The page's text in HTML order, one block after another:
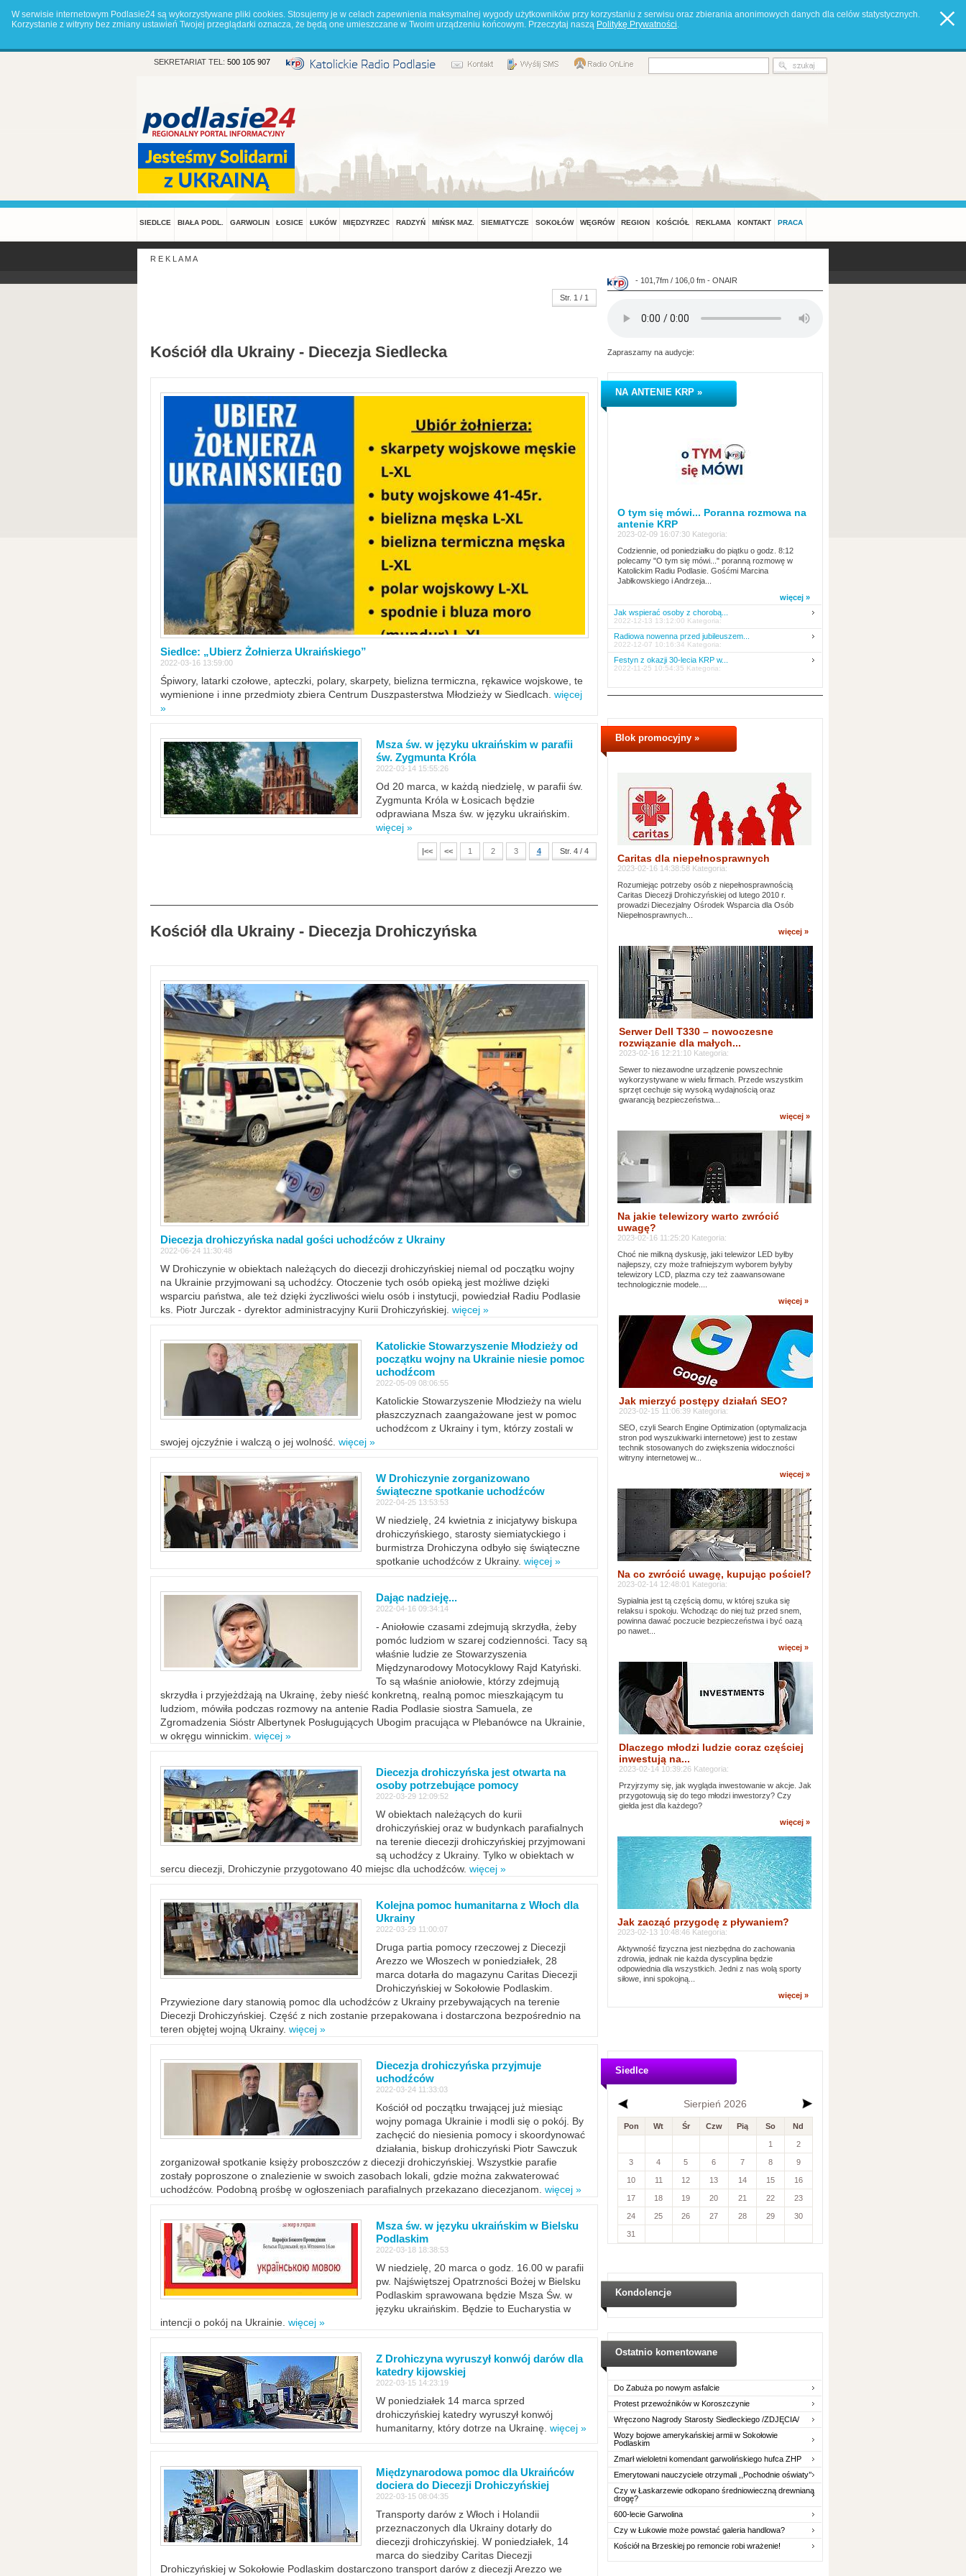
W serwisie internetowym Podlasie24 są wykorzystywane pliki cookies. Stosujemy je w celach zapewnienia maksymalnej wygody użytkowników przy korzystaniu z serwisu oraz zbierania anonimowych danych dla celów statystycznych.
Korzystanie z witryny bez zmiany ustawień Twojej przeglądarki oznacza, że będą one umieszczane w Twoim urządzeniu końcowym. Przeczytaj naszą Politykę Prywatności.
SEKRETARIAT TEL: 500 105 907
SIEDLCE BIAŁA PODL. GARWOLIN ŁOSICE ŁUKÓW MIĘDZYRZEC RADZYŃ MIŃSK MAZ. SIEMIATYCZE SOKOŁÓW WĘGRÓW REGION KOŚCIÓŁ REKLAMA KONTAKT PRACA
R E K L A M A
Str. 1 / 1
Kościół dla Ukrainy - Diecezja Siedlecka
Siedlce: „Ubierz Żołnierza Ukraińskiego”
2022-03-16 13:59:00
Śpiwory, latarki czołowe, apteczki, polary, skarpety, bielizna termiczna, rękawice wojskowe, te
wymienione i inne przedmioty zbiera Centrum Duszpasterstwa Młodzieży w Siedlcach. więcej
»
Msza św. w języku ukraińskim w parafii
św. Zygmunta Króla
2022-03-14 15:55:26
Od 20 marca, w każdą niedzielę, w parafii św.
Zygmunta Króla w Łosicach będzie
odprawiana Msza św. w języku ukraińskim.
więcej »
|<< << 1 2 3 4 Str. 4 / 4
Kościół dla Ukrainy - Diecezja Drohiczyńska
Diecezja drohiczyńska nadal gości uchodźców z Ukrainy
2022-06-24 11:30:48
W Drohiczynie w obiektach należących do diecezji drohiczyńskiej niemal od początku wojny
na Ukrainie przyjmowani są uchodźcy. Otoczenie tych osób opieką jest możliwe dzięki
wsparciu państwa, ale też dzięki życzliwości wielu osób i instytucji, powiedział Radiu Podlasie
ks. Piotr Jurczak - dyrektor administracyjny Kurii Drohiczyńskiej. więcej »
Katolickie Stowarzyszenie Młodzieży od
początku wojny na Ukrainie niesie pomoc
uchodźcom
2022-05-09 08:06:55
Katolickie Stowarzyszenie Młodzieży na wielu
płaszczyznach zaangażowane jest w pomoc
uchodźcom z Ukrainy i tym, którzy zostali w
swojej ojczyźnie i walczą o jej wolność. więcej »
W Drohiczynie zorganizowano
świąteczne spotkanie uchodźców
2022-04-25 13:53:53
W niedzielę, 24 kwietnia z inicjatywy biskupa
drohiczyńskiego, starosty siemiatyckiego i
burmistrza Drohiczyna odbyło się świąteczne
spotkanie uchodźców z Ukrainy. więcej »
Dając nadzieję...
2022-04-16 09:34:14
- Aniołowie czasami zdejmują skrzydła, żeby
pomóc ludziom w szarej codzienności. Tacy są
właśnie ludzie ze Stowarzyszenia
Międzynarodowy Motocyklowy Rajd Katyński.
To są właśnie aniołowie, którzy zdejmują
skrzydła i przyjeżdżają na Ukrainę, żeby nieść konkretną, realną pomoc mieszkającym tu
ludziom, mówiła podczas rozmowy na antenie Radia Podlasie siostra Samuela, ze
Zgromadzenia Sióstr Albertynek Posługujących Ubogim pracująca w Plebanówce na Ukrainie,
w okręgu winnickim. więcej »
Diecezja drohiczyńska jest otwarta na
osoby potrzebujące pomocy
2022-03-29 12:09:52
W obiektach należących do kurii
drohiczyńskiej oraz w budynkach parafialnych
na terenie diecezji drohiczyńskiej przyjmowani
są uchodźcy z Ukrainy. Tylko w obiektach w
sercu diecezji, Drohiczynie przygotowano 40 miejsc dla uchodźców. więcej »
Kolejna pomoc humanitarna z Włoch dla
Ukrainy
2022-03-29 11:00:07
Druga partia pomocy rzeczowej z Diecezji
Arezzo we Włoszech w poniedziałek, 28
marca dotarła do magazynu Caritas Diecezji
Drohiczyńskiej w Sokołowie Podlaskim.
Przywiezione dary stanowią pomoc dla uchodźców z Ukrainy przebywających na terenie
Diecezji Drohiczyńskiej. Część z nich zostanie przepakowana i dostarczona bezpośrednio na
teren objętej wojną Ukrainy. więcej »
Diecezja drohiczyńska przyjmuje
uchodźców
2022-03-24 11:33:03
Kościół od początku trwającej już miesiąc
wojny pomaga Ukrainie i modli się o pokój. By
zachęcić do niesienia pomocy i skoordynować
działania, biskup drohiczyński Piotr Sawczuk
zorganizował spotkanie księży proboszczów z diecezji drohiczyńskiej. Wszystkie parafie
zostały poproszone o znalezienie w swoich zasobach lokali, gdzie można zakwaterować
uchodźców. Podobną prośbę w ogłoszeniach parafialnych przekazano diecezjanom. więcej »
Msza św. w języku ukraińskim w Bielsku
Podlaskim
2022-03-18 18:38:53
W niedzielę, 20 marca o godz. 16.00 w parafii
pw. Najświętszej Opatrzności Bożej w Bielsku
Podlaskim sprawowana będzie Msza Św. w
języku ukraińskim. Będzie to Eucharystia w
intencji o pokój na Ukrainie. więcej »
Z Drohiczyna wyruszył konwój darów dla
katedry kijowskiej
2022-03-15 14:23:19
W poniedziałek 14 marca sprzed
drohiczyńskiej katedry wyruszył konwój
humanitarny, który dotrze na Ukrainę. więcej »
Międzynarodowa pomoc dla Ukraińców
dociera do Diecezji Drohiczyńskiej
2022-03-15 08:04:35
Transporty darów z Włoch i Holandii
przeznaczonych dla Ukrainy dotarły do
diecezji drohiczyńskiej. W poniedziałek, 14
marca do siedziby Caritas Diecezji
Drohiczyńskiej w Sokołowie Podlaskim dostarczono transport darów z diecezji Arezzo we
- 101,7fm / 106,0 fm - ONAIR
Zapraszamy na audycje:
NA ANTENIE KRP »
O tym się mówi... Poranna rozmowa na
antenie KRP
2023-02-09 16:07:30 Kategoria:
Codziennie, od poniedziałku do piątku o godz. 8:12
polecamy "O tym się mówi..." poranną rozmowę w
Katolickim Radiu Podlasie. Gośćmi Marcina
Jabłkowskiego i Andrzeja...
więcej »
Jak wspierać osoby z chorobą...
2022-12-13 13:12:00 Kategoria:
Radiowa nowenna przed jubileuszem...
2022-12-07 10:16:34 Kategoria:
Festyn z okazji 30-lecia KRP w...
2022-11-25 10:54:35 Kategoria:
Blok promocyjny »
Caritas dla niepełnosprawnych
2023-02-16 14:38:58 Kategoria:
Rozumiejąc potrzeby osób z niepełnosprawnością
Caritas Diecezji Drohiczyńskiej od lutego 2010 r.
prowadzi Diecezjalny Ośrodek Wsparcia dla Osób
Niepełnosprawnych...
więcej »
Serwer Dell T330 – nowoczesne
rozwiązanie dla małych...
2023-02-16 12:21:10 Kategoria:
Sewer to niezawodne urządzenie powszechnie
wykorzystywane w wielu firmach. Przede wszystkim
sprzęt cechuje się wysoką wydajnością oraz
gwarancją bezpieczeństwa...
więcej »
Na jakie telewizory warto zwrócić
uwagę?
2023-02-16 11:25:20 Kategoria:
Choć nie milkną dyskusję, jaki telewizor LED byłby
najlepszy, czy może trafniejszym wyborem byłyby
telewizory LCD, plazma czy też zaawansowane
technologicznie modele....
więcej »
Jak mierzyć postępy działań SEO?
2023-02-15 11:06:39 Kategoria:
SEO, czyli Search Engine Optimization (optymalizacja
stron pod wyszukiwarki internetowe) jest to zestaw
technik stosowanych do zwiększenia widoczności
witryny internetowej w...
więcej »
Na co zwrócić uwagę, kupując pościel?
2023-02-14 12:48:01 Kategoria:
Sypialnia jest tą częścią domu, w której szuka się
relaksu i spokoju. Wchodząc do niej tuż przed snem,
powinna dawać poczucie bezpieczeństwa i być oazą
po nawet...
więcej »
Dlaczego młodzi ludzie coraz częściej
inwestują na...
2023-02-14 10:39:26 Kategoria:
Przyjrzymy się, jak wygląda inwestowanie w akcje. Jak
przygotowują się do tego młodzi inwestorzy? Czy
giełda jest dla każdego?
więcej »
Jak zacząć przygodę z pływaniem?
2023-02-13 10:48:46 Kategoria:
Aktywność fizyczna jest niezbędna do zachowania
zdrowia, jednak nie każda dyscyplina będzie
odpowiednia dla wszystkich. Jedni z nas wolą sporty
siłowe, inni spokojną...
więcej »
Siedlce
Sierpień 2026
Pon Wt Śr Czw Pią So Nd
1 2
3 4 5 6 7 8 9
10 11 12 13 14 15 16
17 18 19 20 21 22 23
24 25 26 27 28 29 30
31
Kondolencje
Ostatnio komentowane
Do Zabuża po nowym asfalcie
Protest przewoźników w Koroszczynie
Wręczono Nagrody Starosty Siedleckiego /ZDJĘCIA/
Wozy bojowe amerykańskiej armii w Sokołowie
Podlaskim
Zmarł wieloletni komendant garwolińskiego hufca ZHP
Emerytowani nauczyciele otrzymali ,,Pochodnie oświaty’’
Czy w Łaskarzewie odkopano średniowieczną drewnianą
drogę?
600-lecie Garwolina
Czy w Łukowie może powstać galeria handlowa?
Kościół na Brzeskiej po remoncie robi wrażenie!